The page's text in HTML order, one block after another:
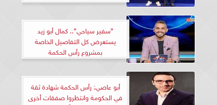
”سفير سياحي”.. كمال أبو زيد
يستعرض كل التفاصيل الخاصة
بمشروع رأس الحكمة
أبو عاصي: رأس الحكمة شهادة ثقة
في الحكومة وانتظروا صفقات أخرى